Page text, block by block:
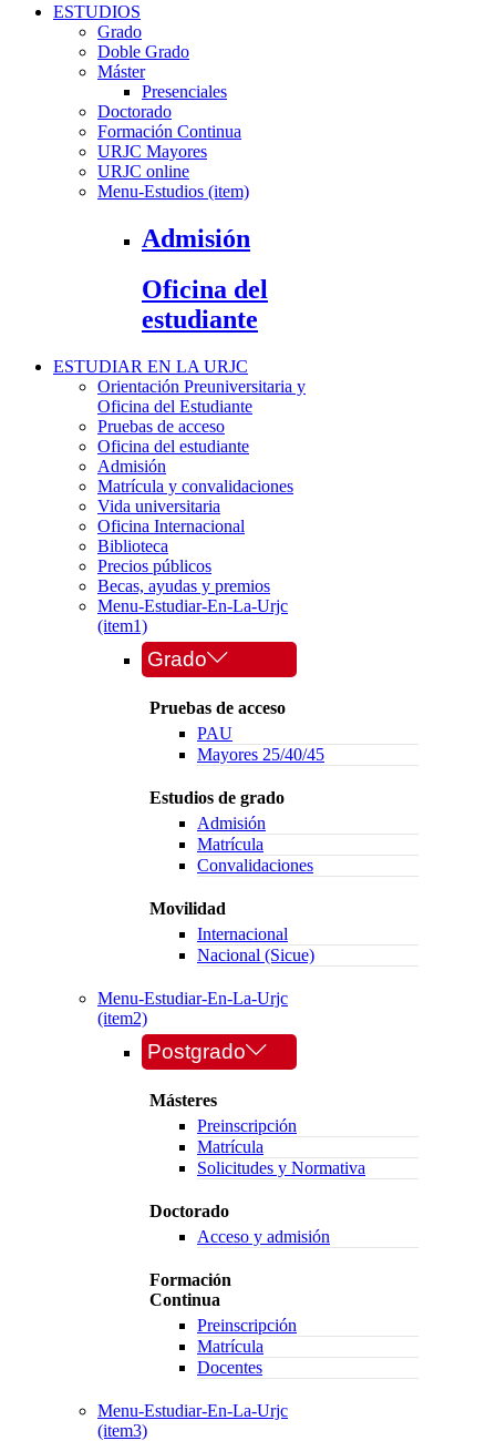
ESTUDIOS
Grado
Doble Grado
Máster
Presenciales
Doctorado
Formación Continua
URJC Mayores
URJC online
Menu-Estudios (item)
Admisión
Oficina del
estudiante
ESTUDIAR EN LA URJC
Orientación Preuniversitaria y
Oficina del Estudiante
Pruebas de acceso
Oficina del estudiante
Admisión
Matrícula y convalidaciones
Vida universitaria
Oficina Internacional
Biblioteca
Precios públicos
Becas, ayudas y premios
Menu-Estudiar-En-La-Urjc
(item1)
Grado
Pruebas de acceso
PAU
Mayores 25/40/45
Estudios de grado
Admisión
Matrícula
Convalidaciones
Movilidad
Internacional
Nacional (Sicue)
Menu-Estudiar-En-La-Urjc
(item2)
Postgrado
Másteres
Preinscripción
Matrícula
Solicitudes y Normativa
Doctorado
Acceso y admisión
Formación
Continua
Preinscripción
Matrícula
Docentes
Menu-Estudiar-En-La-Urjc
(item3)